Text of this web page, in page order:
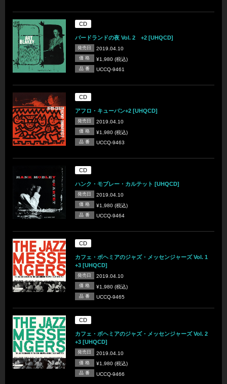
CD
バードランドの夜 Vol. 2 +2 [UHQCD]
発売日 2019.04.10
価 格 ¥1,980 (税込)
品 番 UCCQ-9461
CD
アフロ・キューバン+2 [UHQCD]
発売日 2019.04.10
価 格 ¥1,980 (税込)
品 番 UCCQ-9463
CD
ハンク・モブレー・カルテット [UHQCD]
発売日 2019.04.10
価 格 ¥1,980 (税込)
品 番 UCCQ-9464
CD
カフェ・ボヘミアのジャズ・メッセンジャーズ Vol. 1
+3 [UHQCD]
発売日 2019.04.10
価 格 ¥1,980 (税込)
品 番 UCCQ-9465
CD
カフェ・ボヘミアのジャズ・メッセンジャーズ Vol. 2
+3 [UHQCD]
発売日 2019.04.10
価 格 ¥1,980 (税込)
品 番 UCCQ-9466